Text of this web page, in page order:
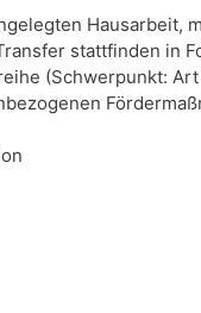
Hausarbeit,
stattfinden in
(Schwerpunkt: Art